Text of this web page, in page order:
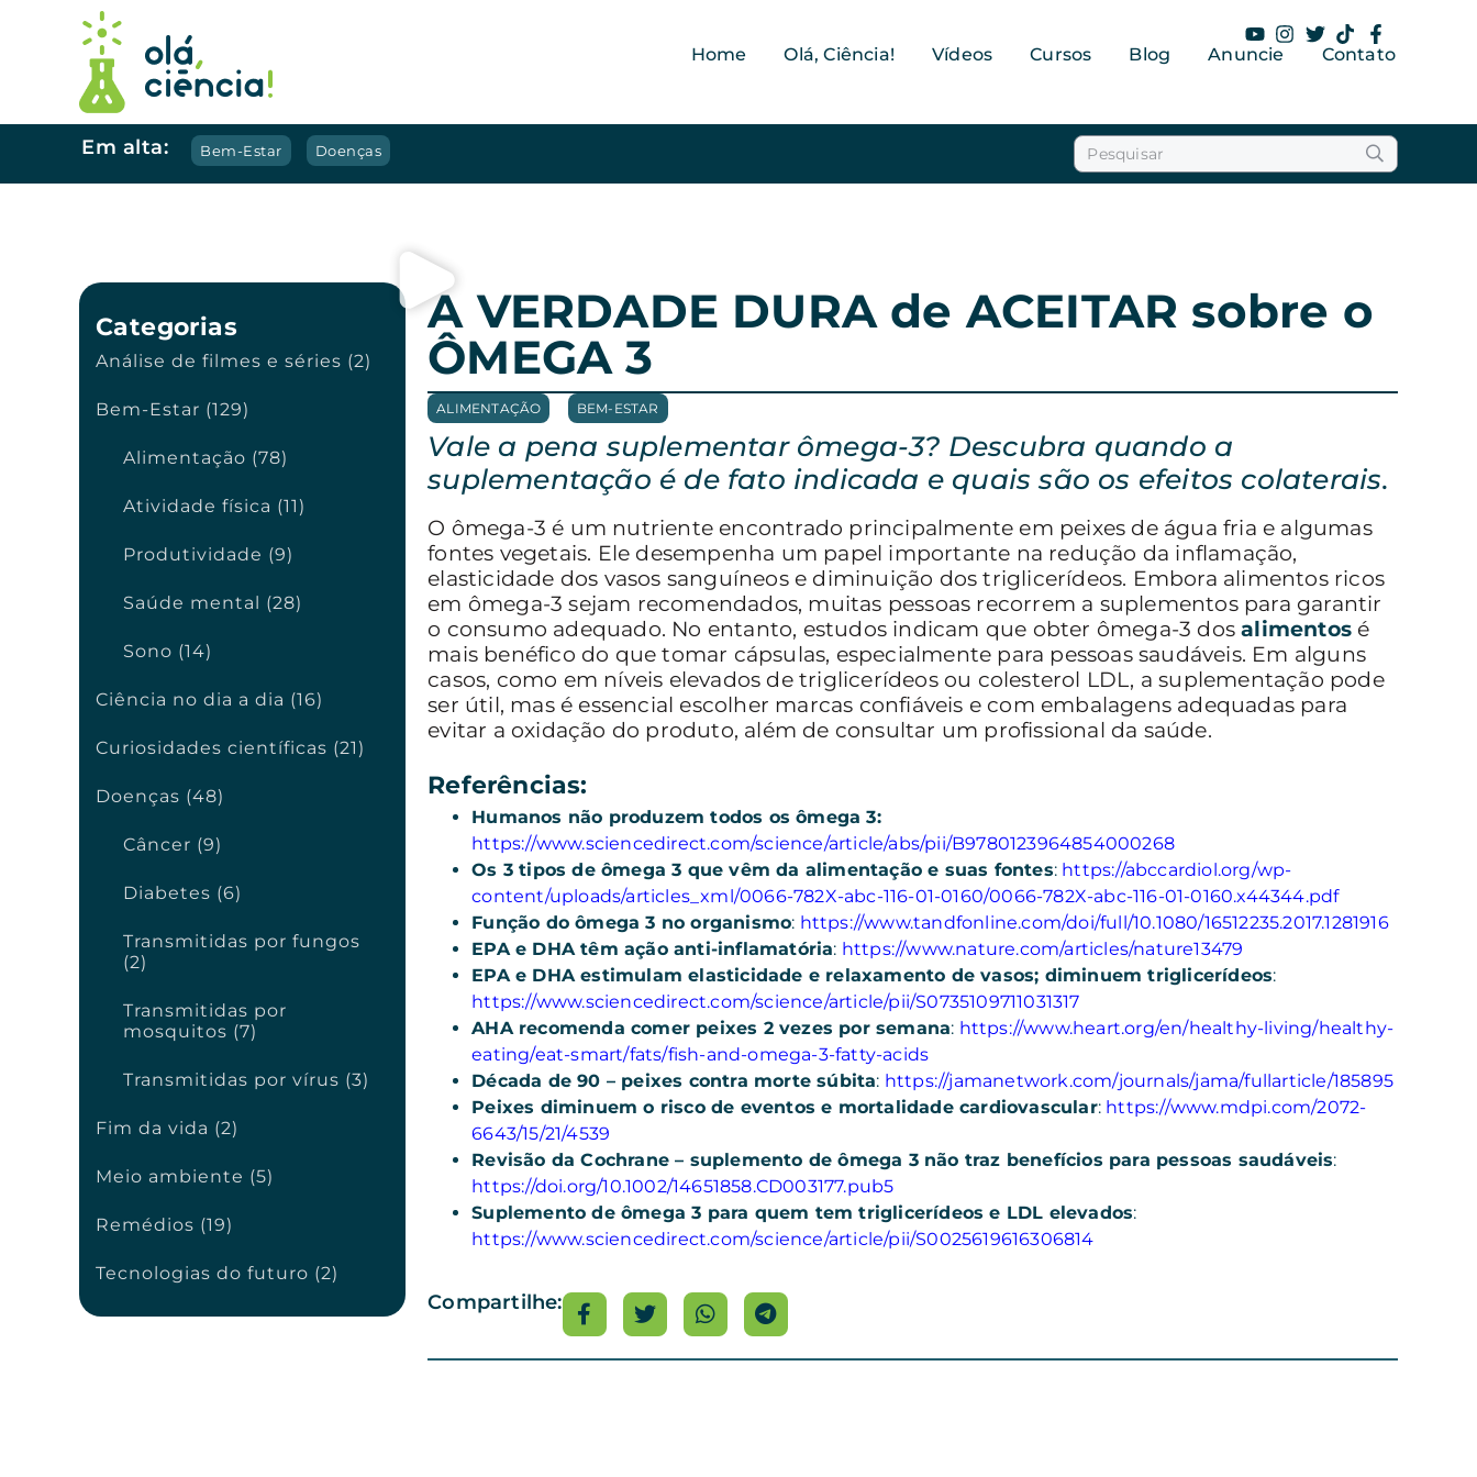
Home Olá, Ciência! Vídeos Cursos Blog Anuncie Contato
Em alta: Bem-Estar Doenças
Categorias
Análise de filmes e séries (2)
Bem-Estar (129)
Alimentação (78)
Atividade física (11)
Produtividade (9)
Saúde mental (28)
Sono (14)
Ciência no dia a dia (16)
Curiosidades científicas (21)
Doenças (48)
Câncer (9)
Diabetes (6)
Transmitidas por fungos
(2)
Transmitidas por
mosquitos (7)
Transmitidas por vírus (3)
Fim da vida (2)
Meio ambiente (5)
Remédios (19)
Tecnologias do futuro (2)
A VERDADE DURA de ACEITAR sobre o
ÔMEGA 3
ALIMENTAÇÃO BEM-ESTAR
Vale a pena suplementar ômega-3? Descubra quando a
suplementação é de fato indicada e quais são os efeitos colaterais.
O ômega-3 é um nutriente encontrado principalmente em peixes de água fria e algumas
fontes vegetais. Ele desempenha um papel importante na redução da inflamação,
elasticidade dos vasos sanguíneos e diminuição dos triglicerídeos. Embora alimentos ricos
em ômega-3 sejam recomendados, muitas pessoas recorrem a suplementos para garantir
o consumo adequado. No entanto, estudos indicam que obter ômega-3 dosalimentos é
mais benéfico do que tomar cápsulas, especialmente para pessoas saudáveis. Em alguns
casos, como em níveis elevados de triglicerídeos ou colesterol LDL, a suplementação pode
ser útil, mas é essencial escolher marcas confiáveis e com embalagens adequadas para
evitar a oxidação do produto, além de consultar um profissional da saúde.
Referências:
Humanos não produzem todos os ômega 3:
https://www.sciencedirect.com/science/article/abs/pii/B9780123964854000268
Os 3 tipos de ômega 3 que vêm da alimentação e suas fontes: https://abccardiol.org/wp-
content/uploads/articles_xml/0066-782X-abc-116-01-0160/0066-782X-abc-116-01-0160.x44344.pdf
Função do ômega 3 no organismo: https://www.tandfonline.com/doi/full/10.1080/16512235.2017.1281916
EPA e DHA têm ação anti-inflamatória: https://www.nature.com/articles/nature13479
EPA e DHA estimulam elasticidade e relaxamento de vasos; diminuem triglicerídeos:
https://www.sciencedirect.com/science/article/pii/S0735109711031317
AHA recomenda comer peixes 2 vezes por semana: https://www.heart.org/en/healthy-living/healthy-
eating/eat-smart/fats/fish-and-omega-3-fatty-acids
Década de 90 – peixes contra morte súbita: https://jamanetwork.com/journals/jama/fullarticle/185895
Peixes diminuem o risco de eventos e mortalidade cardiovascular: https://www.mdpi.com/2072-
6643/15/21/4539
Revisão da Cochrane – suplemento de ômega 3 não traz benefícios para pessoas saudáveis:
https://doi.org/10.1002/14651858.CD003177.pub5
Suplemento de ômega 3 para quem tem triglicerídeos e LDL elevados:
https://www.sciencedirect.com/science/article/pii/S0025619616306814
Compartilhe: